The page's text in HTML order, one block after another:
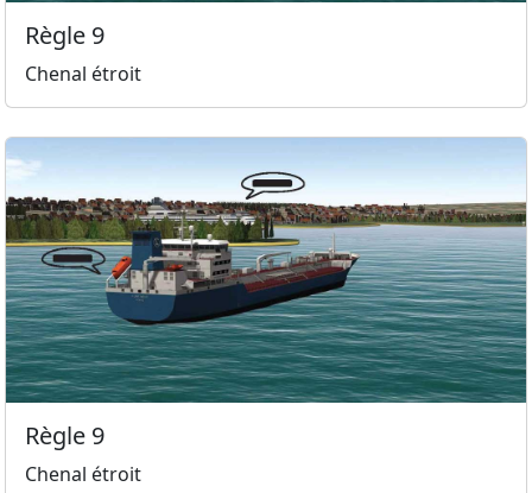
Règle 9
Chenal étroit
Règle 9
Chenal étroit